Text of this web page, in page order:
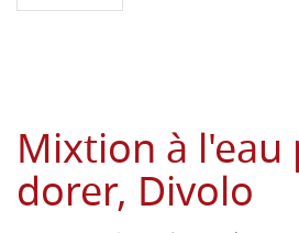
Mixtion à
dorer, Divolo